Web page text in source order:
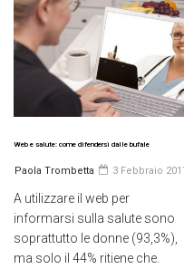
a
v
i
o
Web e salute: come difendersi dalle bufale
Paola Trombetta 3 Febbraio
A utilizzare il web per
informarsi sulla salute sono
soprattutto le donne (93,3%),
ma solo il 44% ritiene che.